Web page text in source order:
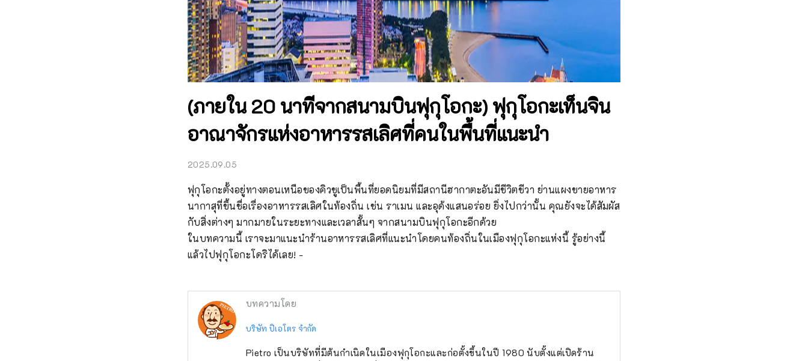
(ภายใน 20 นาทีจากสนามบินฟุกุโอกะ) ฟุกุโอกะเท็นจิน
อาณาจักรแห่งอาหารรสเลิศที่คนในพื้นที่แนะนำ
2025.09.05
ฟุกุโอกะตั้งอยู่ทางตอนเหนือของคิวชูเป็นพื้นที่ยอดนิยมที่มีสถานีฮากาตะอันมีชีวิตชีวา ย่านแผงขายอาหาร
นากาสุที่ขึ้นชื่อเรื่องอาหารรสเลิศในท้องถิ่น เช่น ราเมน และอุด้งแสนอร่อย ยิ่งไปกว่านั้น คุณยังจะได้สัมผัส
กับสิ่งต่างๆ มากมายในระยะทางและเวลาสั้นๆ จากสนามบินฟุกุโอกะอีกด้วย
ในบทความนี้ เราจะมาแนะนำร้านอาหารรสเลิศที่แนะนำโดยคนท้องถิ่นในเมืองฟุกุโอกะแห่งนี้ รู้อย่างนี้
แล้วไปฟุกุโอกะโดริได้เลย! -
บทความโดย
บริษัท ปิเอโตร จำกัด
Pietro เป็นบริษัทที่มีต้นกำเนิดในเมืองฟุกุโอกะและก่อตั้งขึ้นในปี 1980 นับตั้งแต่เปิดร้าน